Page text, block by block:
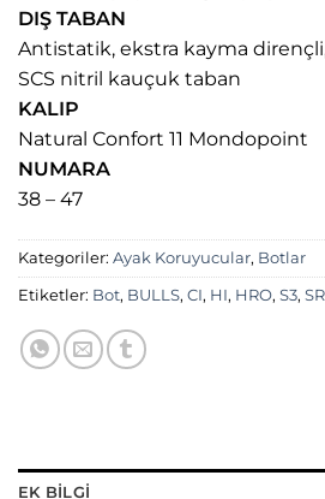
DIŞ TABAN
Antistatik, ekstra kayma dirençli,
SCS nitril kauçuk taban
KALIP
Natural Confort 11 Mondopoint
NUMARA
38 – 47
Kategoriler: Ayak Koruyucular, Botlar
Etiketler: Bot, BULLS, CI, HI, HRO, S3,
EK BILGI